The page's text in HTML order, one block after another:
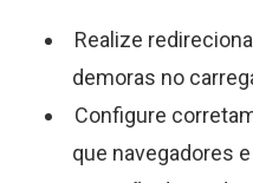
Realize
demoras no
Configure
que navegadores